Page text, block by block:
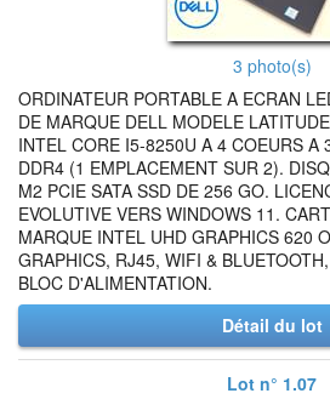
3 photo(s)
ORDINATEUR PORTABLE A ECRAN
DE MARQUE DELL MODELE
INTEL CORE I5-8250U A 4 COEURS A
DDR4 (1 EMPLACEMENT SUR 2).
M2 PCIE SATA SSD DE 256 GO.
EVOLUTIVE VERS WINDOWS 11.
MARQUE INTEL UHD GRAPHICS 620
GRAPHICS, RJ45, WIFI &
BLOC D'ALIMENTATION.
Détail du lot
Lot n° 1.07